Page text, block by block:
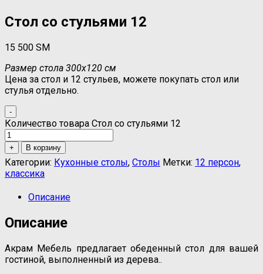
Стол со стульями 12
15 500 ЅМ
Размер стола 300х120 см
Цена за стол и 12 стульев, можете покупать стол или
стулья отдельно.
-
Количество товара Стол со стульями 12
+ В корзину
Категории: Кухонные столы, Столы Метки: 12 персон,
классика
Описание
Описание
Акрам Мебель предлагает обеденный стол для вашей
гостиной, выполненный из дерева..